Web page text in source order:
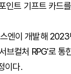
인트 기프트 카드
엔이 개발해
브컬처 RPG'로
이다.